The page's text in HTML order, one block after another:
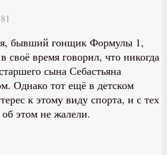
бывший гонщик Формулы 1,
время говорил, что никогда
сына Себастьяна
Однако тот ещё в детском
к этому виду спорта, и с тех
этом не жалели.